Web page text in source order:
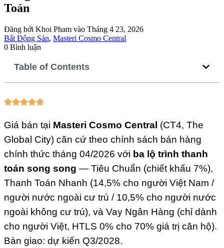
Toán
Đăng bởi Khoi Pham vào Tháng 4 23, 2026
Bất Động Sản, Masteri Cosmo Central
0 Bình luận
Table of Contents
Giá bán tại Masteri Cosmo Central (CT4, The
Global City) căn cứ theo chính sách bán hàng
chính thức tháng 04/2026 với ba lộ trình thanh
toán song song — Tiêu Chuẩn (chiết khấu 7%),
Thanh Toán Nhanh (14,5% cho người Việt Nam /
người nước ngoài cư trú / 10,5% cho người nước
ngoài không cư trú), và Vay Ngân Hàng (chỉ dành
cho người Việt, HTLS 0% cho 70% giá trị căn hộ).
Bàn giao: dự kiến Q3/2028.